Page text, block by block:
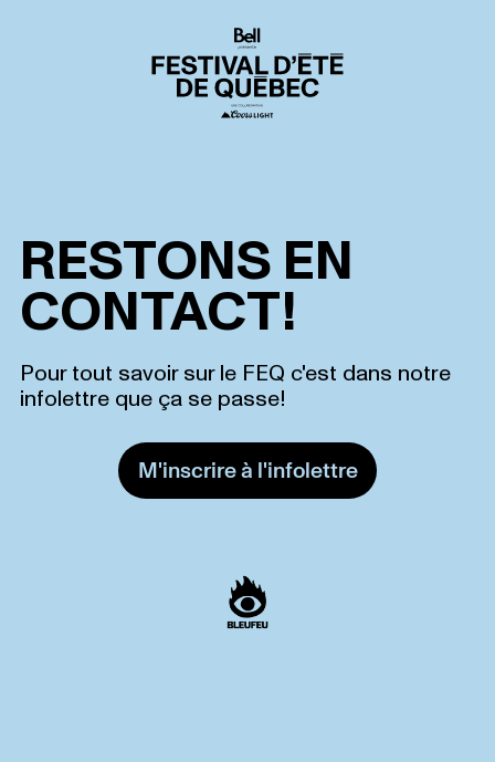
RESTONS EN
CONTACT!
Pour tout savoir sur le FEQ c'est dans notre
infolettre que ça se passe!
M'inscrire à l'infolettre